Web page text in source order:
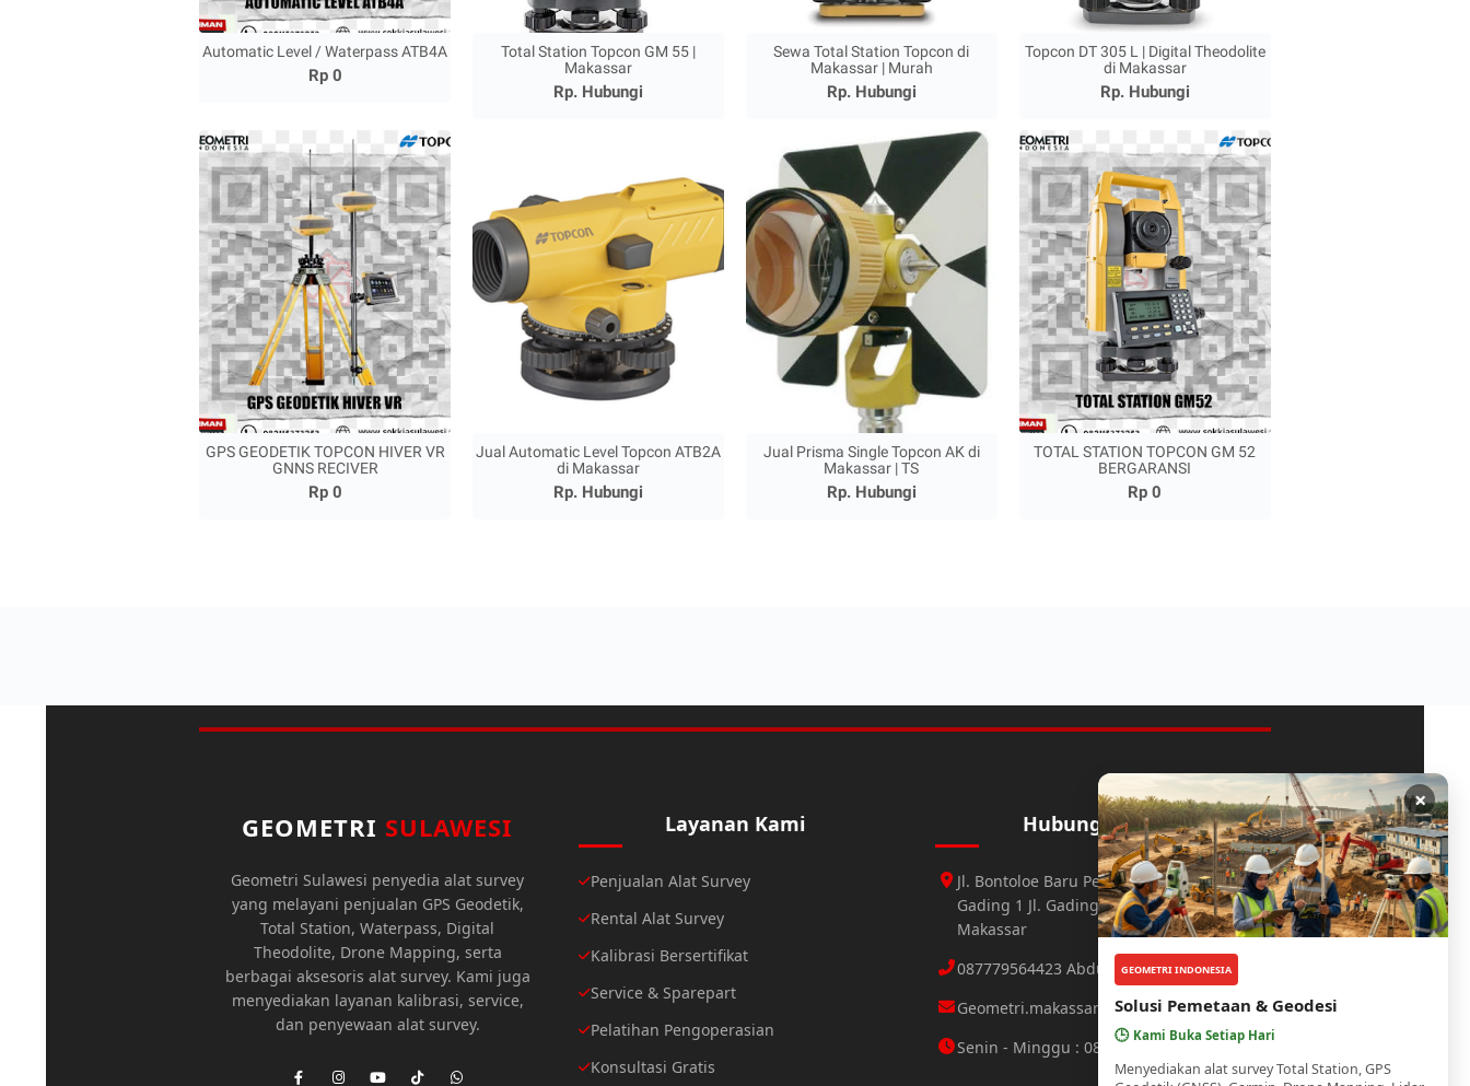
Automatic Level / Waterpass ATB4A
Rp 0
Total Station Topcon GM 55 |
Makassar
Rp. Hubungi
Sewa Total Station Topcon di
Makassar | Murah
Rp. Hubungi
Topcon DT 305 L | Digital Theodolite
di Makassar
Rp. Hubungi
GPS GEODETIK TOPCON HIVER VR
GNNS RECIVER
Rp 0
Jual Automatic Level Topcon ATB2A
di Makassar
Rp. Hubungi
Jual Prisma Single Topcon AK di
Makassar | TS
Rp. Hubungi
TOTAL STATION TOPCON GM 52
BERGARANSI
Rp 0
×
GEOMETRI INDONESIA
Solusi Pemetaan & Geodesi
🕒 Kami Buka Setiap Hari
Menyediakan alat survey Total Station, GPS
GEOMETRI SULAWESI
Geometri Sulawesi penyedia alat survey
yang melayani penjualan GPS Geodetik,
Total Station, Waterpass, Digital
Theodolite, Drone Mapping, serta
berbagai aksesoris alat survey. Kami juga
menyediakan layanan kalibrasi, service,
dan penyewaan alat survey.
Layanan Kami
Penjualan Alat Survey
Rental Alat Survey
Kalibrasi Bersertifikat
Service & Sparepart
Pelatihan Pengoperasian
Konsultasi Gratis
Hubungi Kami
Jl. Bontoloe Baru Perumahan Mutiara
Gading 1 Jl. Gading 3 No.25 Daya,
Makassar
087779564423 Abdul Aziz
Geometri.makassar@gmail.com
Senin - Minggu : 08.00 - 21.00 WITA